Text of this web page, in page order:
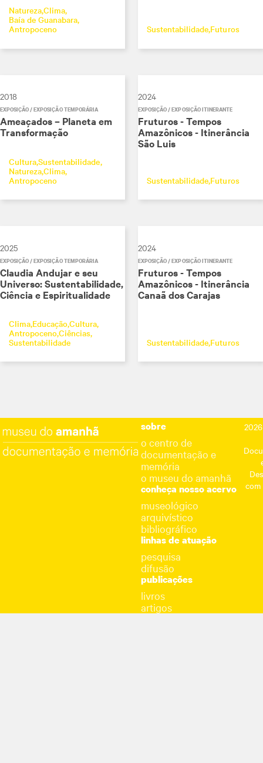
NaturezaClima
Baía de Guanabara
Antropoceno
SustentabilidadeFuturos
2018
EXPOSIÇÃO / EXPOSIÇÃO TEMPORÁRIA
Ameaçados – Planeta em
Transformação
CulturaSustentabilidade
NaturezaClima
Antropoceno
2024
EXPOSIÇÃO / EXPOSIÇÃO ITINERANTE
Fruturos - Tempos
Amazônicos - Itinerância
São Luis
SustentabilidadeFuturos
2025
EXPOSIÇÃO / EXPOSIÇÃO TEMPORÁRIA
Claudia Andujar e seu
Universo: Sustentabilidade,
Ciência e Espiritualidade
ClimaEducaçãoCultura
AntropocenoCiências
Sustentabilidade
2024
EXPOSIÇÃO / EXPOSIÇÃO ITINERANTE
Fruturos - Tempos
Amazônicos - Itinerância
Canaã dos Carajas
SustentabilidadeFuturos
sobre
o centro de
documentação e
memória
o museu do amanhã
conheça nosso acervo
museológico
arquivístico
bibliográfico
linhas de atuação
pesquisa
difusão
publicações
livros
artigos
2026
com